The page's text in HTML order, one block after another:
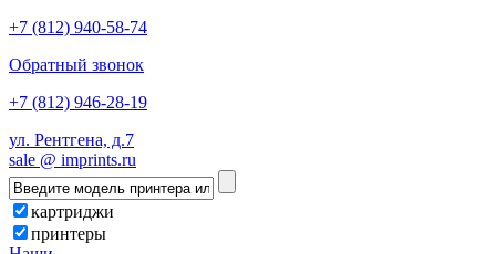
+7 (812) 940-58-74
Обратный звонок
+7 (812) 946-28-19
ул. Рентгена, д.7
sale @ imprints.ru
картриджи
принтеры